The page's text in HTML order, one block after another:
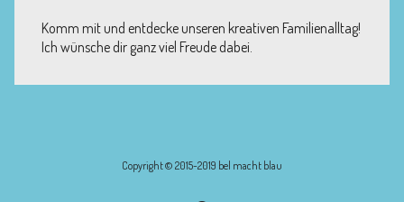
Komm mit und entdecke unseren kreativen Familienalltag!
Ich wünsche dir ganz viel Freude dabei.
Copyright © 2015-2019 bel macht blau